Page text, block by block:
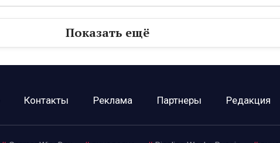
Показать ещё
Контакты Реклама Партнеры Редакция